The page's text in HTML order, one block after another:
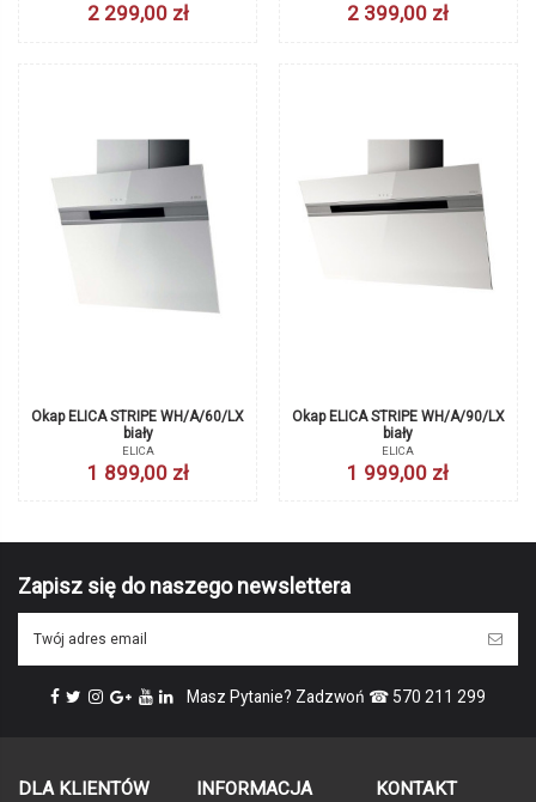
2 299,00 zł 2 399,00 zł
Okap ELICA STRIPE WH/A/60/LX
biały
ELICA
1 899,00 zł
Okap ELICA STRIPE WH/A/90/LX
biały
ELICA
1 999,00 zł
Zapisz się do naszego newslettera
Masz Pytanie? Zadzwoń ☎ 570 211 299
DLA KLIENTÓW INFORMACJA KONTAKT